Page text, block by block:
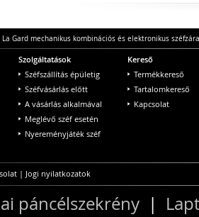
La Gard mechanikus kombinációs és elektronikus
Szolgáltatások
Széfszállítás épületig
Széfvásárlás előtt
A vásárlás alkalmával
Meglévő széf esetén
Nyereményjáték széf
Kereső
Termékkereső
Tartalomkereső
Kapcsolat
| Jogi nyilatkozatok
páncélszekrény |